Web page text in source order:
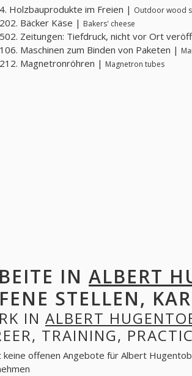
Holzbauprodukte im Freien | Outdoor wood
Bäcker Käse | Bakers' cheese
Zeitungen: Tiefdruck, nicht vor Ort
Maschinen zum Binden von Paketen |
Magnetronröhren | Magnetron tubes
IN ALBERT
STELLEN,
IN ALBERT
TRAINING,
keine offenen Angebote für Albert